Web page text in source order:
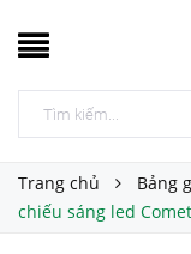
Trang chủ Bảng
chiếu sáng led Comet